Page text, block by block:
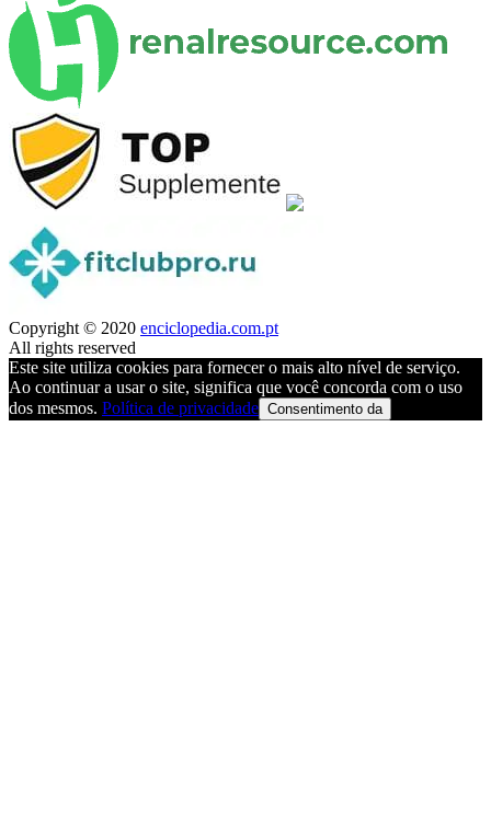
Copyright © 2020 enciclopedia.com.pt
All rights reserved
Este site utiliza cookies para fornecer o mais alto nível de serviço.
Ao continuar a usar o site, significa que você concorda com o uso
dos mesmos. Política de privacidade Consentimento da